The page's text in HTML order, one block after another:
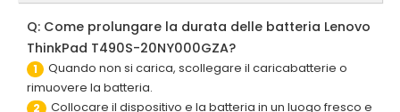
Q: Come prolungare la durata delle batteria Lenovo
ThinkPad T490S-20NY000GZA?
1
Quando non si carica, scollegare il caricabatterie o
rimuovere la batteria.
2 Collocare il dispositivo e la batteria in un luogo fresco e